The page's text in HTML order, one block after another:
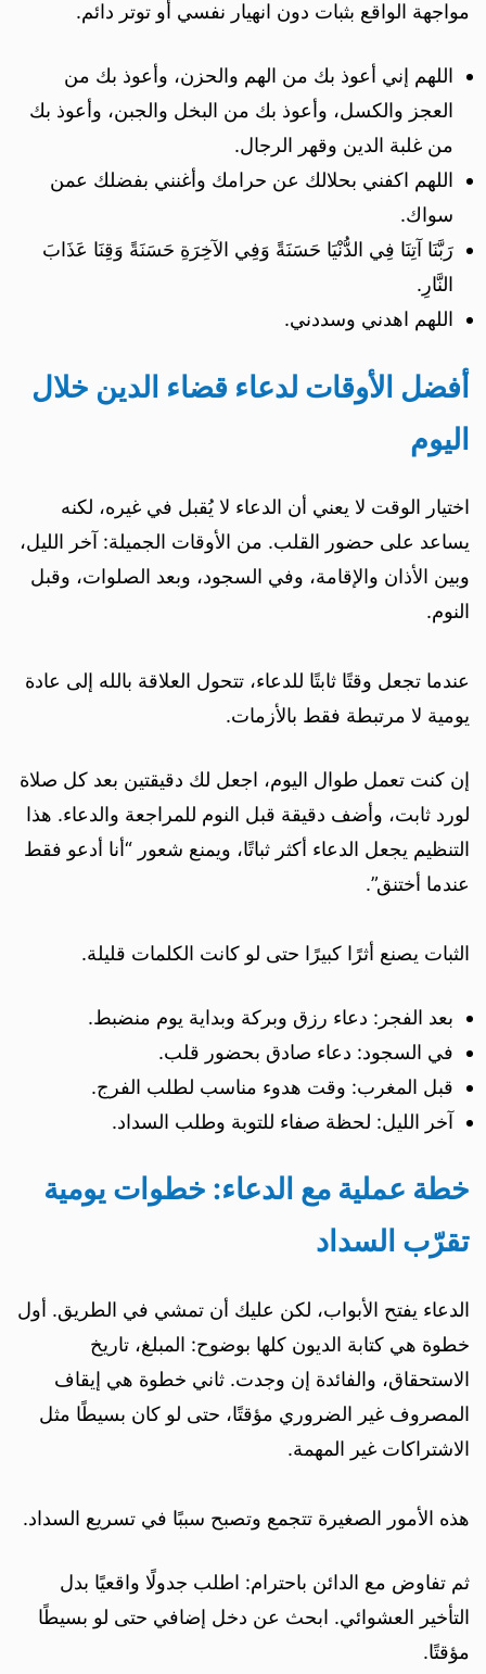
مواجهة الواقع بثبات دون انهيار نفسي أو توتر دائم.
اللهم إني أعوذ بك من الهم والحزن، وأعوذ بك من
العجز والكسل، وأعوذ بك من البخل والجبن، وأعوذ بك
من غلبة الدين وقهر الرجال.
اللهم اكفني بحلالك عن حرامك وأغنني بفضلك عمن
سواك.
رَبَّنَا آتِنَا فِي الدُّنْيَا حَسَنَةً وَفِي الآخِرَةِ حَسَنَةً وَقِنَا عَذَابَ
النَّارِ.
اللهم اهدني وسددني.
أفضل الأوقات لدعاء قضاء الدين خلال
اليوم
اختيار الوقت لا يعني أن الدعاء لا يُقبل في غيره، لكنه
يساعد على حضور القلب. من الأوقات الجميلة: آخر الليل،
وبين الأذان والإقامة، وفي السجود، وبعد الصلوات، وقبل
النوم.
عندما تجعل وقتًا ثابتًا للدعاء، تتحول العلاقة بالله إلى عادة
يومية لا مرتبطة فقط بالأزمات.
إن كنت تعمل طوال اليوم، اجعل لك دقيقتين بعد كل صلاة
لورد ثابت، وأضف دقيقة قبل النوم للمراجعة والدعاء. هذا
التنظيم يجعل الدعاء أكثر ثباتًا، ويمنع شعور “أنا أدعو فقط
عندما أختنق”.
الثبات يصنع أثرًا كبيرًا حتى لو كانت الكلمات قليلة.
بعد الفجر: دعاء رزق وبركة وبداية يوم منضبط.
في السجود: دعاء صادق بحضور قلب.
قبل المغرب: وقت هدوء مناسب لطلب الفرج.
آخر الليل: لحظة صفاء للتوبة وطلب السداد.
خطة عملية مع الدعاء: خطوات يومية
تقرّب السداد
الدعاء يفتح الأبواب، لكن عليك أن تمشي في الطريق. أول
خطوة هي كتابة الديون كلها بوضوح: المبلغ، تاريخ
الاستحقاق، والفائدة إن وجدت. ثاني خطوة هي إيقاف
المصروف غير الضروري مؤقتًا، حتى لو كان بسيطًا مثل
الاشتراكات غير المهمة.
هذه الأمور الصغيرة تتجمع وتصبح سببًا في تسريع السداد.
ثم تفاوض مع الدائن باحترام: اطلب جدولًا واقعيًا بدل
التأخير العشوائي. ابحث عن دخل إضافي حتى لو بسيطًا
مؤقتًا.